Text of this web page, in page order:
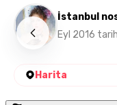
İstanbul
Eyl 2016
Harita